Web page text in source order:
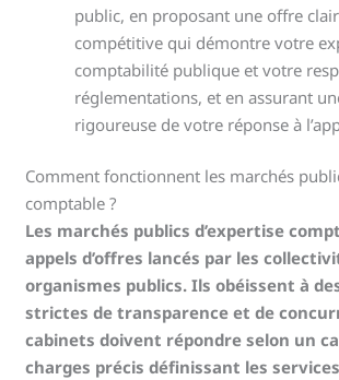
public, en proposant une offre
compétitive qui démontre votre
comptabilité publique et votre
réglementations, et en assurant
rigoureuse de votre réponse à
Comment fonctionnent les marchés
comptable ?
Les marchés publics d’expertise
appels d’offres lancés par les
organismes publics. Ils obéissent à
strictes de transparence et de
cabinets doivent répondre selon un
charges précis définissant les